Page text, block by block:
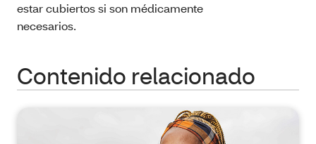
estar cubiertos si son médicamente
necesarios.
Contenido relacionado